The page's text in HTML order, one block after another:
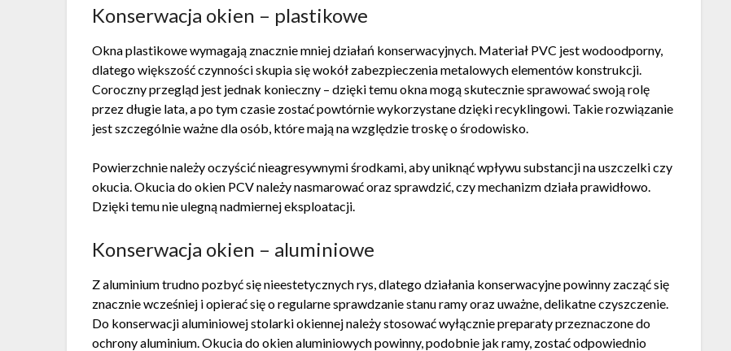
Konserwacja okien – plastikowe
Okna plastikowe wymagają znacznie mniej działań konserwacyjnych. Materiał PVC jest wodoodporny,
dlatego większość czynności skupia się wokół zabezpieczenia metalowych elementów konstrukcji.
Coroczny przegląd jest jednak konieczny – dzięki temu okna mogą skutecznie sprawować swoją rolę
przez długie lata, a po tym czasie zostać powtórnie wykorzystane dzięki recyklingowi. Takie rozwiązanie
jest szczególnie ważne dla osób, które mają na względzie troskę o środowisko.
Powierzchnie należy oczyścić nieagresywnymi środkami, aby uniknąć wpływu substancji na uszczelki czy
okucia. Okucia do okien PCV należy nasmarować oraz sprawdzić, czy mechanizm działa prawidłowo.
Dzięki temu nie ulegną nadmiernej eksploatacji.
Konserwacja okien – aluminiowe
Z aluminium trudno pozbyć się nieestetycznych rys, dlatego działania konserwacyjne powinny zacząć się
znacznie wcześniej i opierać się o regularne sprawdzanie stanu ramy oraz uważne, delikatne czyszczenie.
Do konserwacji aluminiowej stolarki okiennej należy stosować wyłącznie preparaty przeznaczone do
ochrony aluminium. Okucia do okien aluminiowych powinny, podobnie jak ramy, zostać odpowiednio